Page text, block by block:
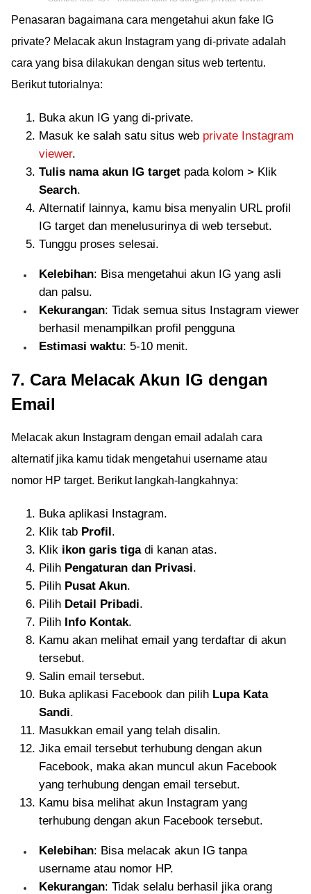
Penasaran bagaimana cara mengetahui akun fake IG
private? Melacak akun Instagram yang di-private adalah
cara yang bisa dilakukan dengan situs web tertentu.
Berikut tutorialnya:
Buka akun IG yang di-private.
Masuk ke salah satu situs web private Instagram
viewer.
Tulis nama akun IG target pada kolom > Klik
Search.
Alternatif lainnya, kamu bisa menyalin URL profil
IG target dan menelusurinya di web tersebut.
Tunggu proses selesai.
Kelebihan: Bisa mengetahui akun IG yang asli
dan palsu.
Kekurangan: Tidak semua situs Instagram viewer
berhasil menampilkan profil pengguna
Estimasi waktu: 5-10 menit.
7. Cara Melacak Akun IG dengan
Email
Melacak akun Instagram dengan email adalah cara
alternatif jika kamu tidak mengetahui username atau
nomor HP target. Berikut langkah-langkahnya:
Buka aplikasi Instagram.
Klik tab Profil.
Klik ikon garis tigadi kanan atas.
Pilih Pengaturan dan Privasi.
Pilih Pusat Akun.
Pilih Detail Pribadi.
Pilih Info Kontak.
Kamu akan melihat email yang terdaftar di akun
tersebut.
Salin email tersebut.
Buka aplikasi Facebook dan pilih Lupa Kata
Sandi.
Masukkan email yang telah disalin.
Jika email tersebut terhubung dengan akun
Facebook, maka akan muncul akun Facebook
yang terhubung dengan email tersebut.
Kamu bisa melihat akun Instagram yang
terhubung dengan akun Facebook tersebut.
Kelebihan: Bisa melacak akun IG tanpa
username atau nomor HP.
Kekurangan: Tidak selalu berhasil jika orang